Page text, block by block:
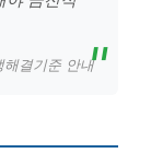
결기준 안내